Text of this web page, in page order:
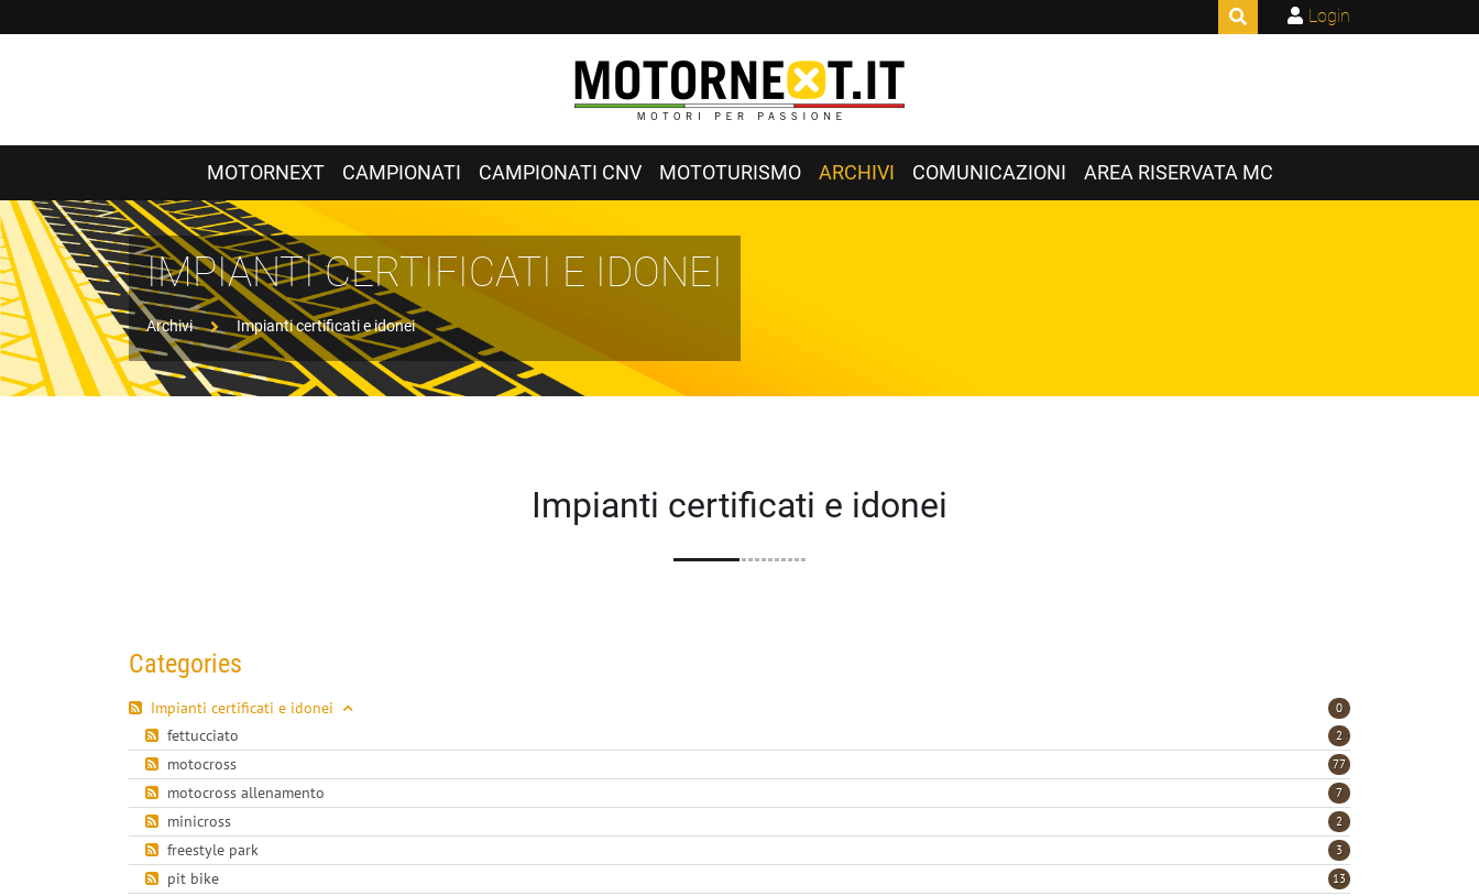
Login
MOTORNEXT CAMPIONATI CAMPIONATI CNV MOTOTURISMO ARCHIVI COMUNICAZIONI AREA RISERVATA MC
IMPIANTI CERTIFICATI E IDONEI
Archivi Impianti certificati e idonei
Impianti certificati e idonei
Categories
0
Impianti certificati e idonei
2
fettucciato
77
motocross
7
motocross allenamento
2
minicross
3
freestyle park
13
pit bike